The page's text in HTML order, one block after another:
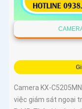
Camera KX-
việc giám sát ngoại